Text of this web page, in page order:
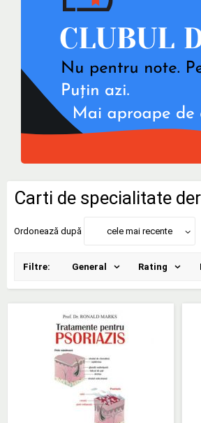
Carti de specialitate
Ordonează după cele mai recente
Filtre: General Rating